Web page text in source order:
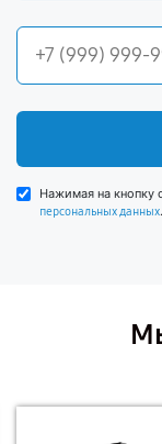
Нажимая на кнопку
персональных данных.